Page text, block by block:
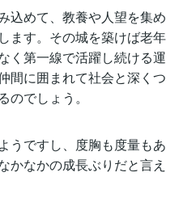
込めて、教養や人望を集め
ます。その城を築けば老年
く第一線で活躍し続ける運
間に囲まれて社会と深くつ
でしょう。
うですし、度胸も度量もあ
かなかの成長ぶりだと言え